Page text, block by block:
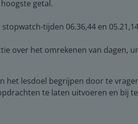
getal.
tijden 06.36,44 en
over het omrekenen van dagen,
het lesdoel begrijpen door te
te laten uitvoeren en bij